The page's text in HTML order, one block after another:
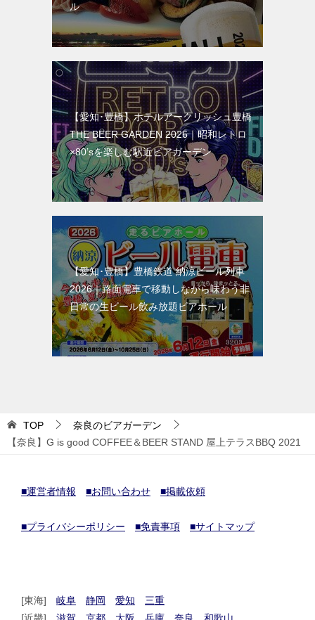
ル
【愛知･豊橋】ホテルアークリッシュ豊橋
THE BEER GARDEN 2026｜昭和レトロ
×80’sを楽しむ駅近ビアガーデン
【愛知･豊橋】豊橋鉄道 納涼ビール列車
2026｜路面電車で移動しながら味わう非
日常の生ビール飲み放題ビアホール
TOP
奈良のビアガーデン
【奈良】G is good COFFEE＆BEER STAND 屋上テラスBBQ 2021
■運営者情報 ■お問い合わせ ■掲載依頼
■プライバシーポリシー ■免責事項 ■サイトマップ
[東海] 岐阜 静岡 愛知
三重